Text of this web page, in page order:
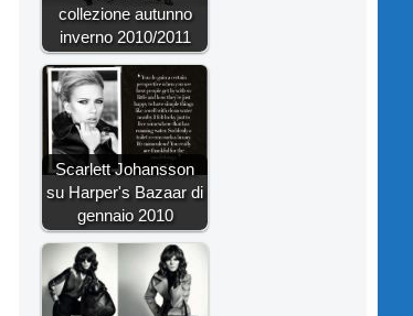
collezione autunno
inverno 2010/2011
Scarlett Johansson
su Harper's Bazaar di
gennaio 2010